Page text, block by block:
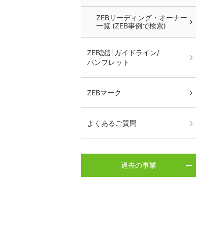
ZEBリーディング・オーナー
一覧 (ZEB事例で検索)
ZEB設計ガイドライン/
パンフレット
ZEBマーク
よくあるご質問
過去の事業